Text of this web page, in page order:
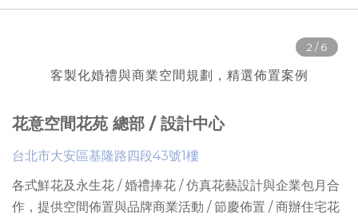
客製化婚禮與商業空間規劃，精選佈置案例
花意空間花苑 總部 / 設計中心
台北市大安區基隆路四段43號1樓
各式鮮花及永生花 / 婚禮捧花 / 仿真花藝設計與企業包月合
作，提供空間佈置與品牌商業活動 / 節慶佈置 / 商辦住宅花